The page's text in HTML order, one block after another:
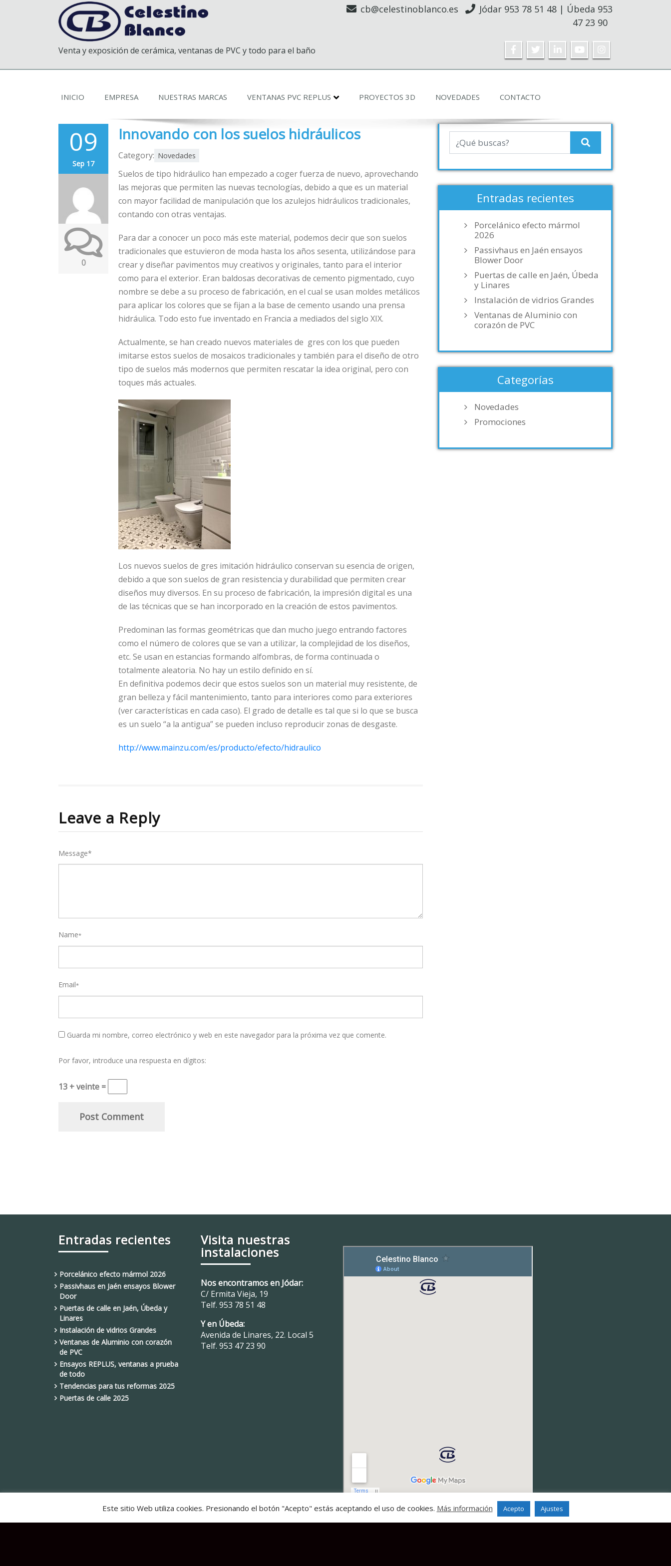
Venta y exposición de cerámica, ventanas de PVC y todo para el baño
cb@celestinoblanco.es Jódar 953 78 51 48 | Úbeda 953
47 23 90
INICIO EMPRESA NUESTRAS MARCAS VENTANAS PVC REPLUS PROYECTOS 3D NOVEDADES CONTACTO
09
Sep 17
0
Innovando con los suelos hidráulicos
Category: Novedades
Suelos de tipo hidráulico han empezado a coger fuerza de nuevo, aprovechando
las mejoras que permiten las nuevas tecnologías, debido a que es un material
con mayor facilidad de manipulación que los azulejos hidráulicos tradicionales,
contando con otras ventajas.
Para dar a conocer un poco más este material, podemos decir que son suelos
tradicionales que estuvieron de moda hasta los años sesenta, utilizándose para
crear y diseñar pavimentos muy creativos y originales, tanto para el interior
como para el exterior. Eran baldosas decorativas de cemento pigmentado, cuyo
nombre se debe a su proceso de fabricación, en el cual se usan moldes metálicos
para aplicar los colores que se fijan a la base de cemento usando una prensa
hidráulica. Todo esto fue inventado en Francia a mediados del siglo XIX.
Actualmente, se han creado nuevos materiales de gres con los que pueden
imitarse estos suelos de mosaicos tradicionales y también para el diseño de otro
tipo de suelos más modernos que permiten rescatar la idea original, pero con
toques más actuales.
Los nuevos suelos de gres imitación hidráulico conservan su esencia de origen,
debido a que son suelos de gran resistencia y durabilidad que permiten crear
diseños muy diversos. En su proceso de fabricación, la impresión digital es una
de las técnicas que se han incorporado en la creación de estos pavimentos.
Predominan las formas geométricas que dan mucho juego entrando factores
como el número de colores que se van a utilizar, la complejidad de los diseños,
etc. Se usan en estancias formando alfombras, de forma continuada o
totalmente aleatoria. No hay un estilo definido en sí.
En definitiva podemos decir que estos suelos son un material muy resistente, de
gran belleza y fácil mantenimiento, tanto para interiores como para exteriores
(ver características en cada caso). El grado de detalle es tal que si lo que se busca
es un suelo “a la antigua” se pueden incluso reproducir zonas de desgaste.
http://www.mainzu.com/es/producto/efecto/hidraulico
Leave a Reply
Message*
Name*
Email*
Guarda mi nombre, correo electrónico y web en este navegador para la próxima vez que comente.
Por favor, introduce una respuesta en dígitos:
13 + veinte =
Entradas recientes
Porcelánico efecto mármol
2026
Passivhaus en Jaén ensayos
Blower Door
Puertas de calle en Jaén, Úbeda
y Linares
Instalación de vidrios Grandes
Ventanas de Aluminio con
corazón de PVC
Categorías
Novedades
Promociones
Entradas recientes
Porcelánico efecto mármol 2026
Passivhaus en Jaén ensayos Blower
Door
Puertas de calle en Jaén, Úbeda y
Linares
Instalación de vidrios Grandes
Ventanas de Aluminio con corazón
de PVC
Ensayos REPLUS, ventanas a prueba
de todo
Tendencias para tus reformas 2025
Puertas de calle 2025
Visita nuestras
instalaciones
Nos encontramos en Jódar:
C/ Ermita Vieja, 19
Telf. 953 78 51 48
Y en Úbeda:
Avenida de Linares, 22. Local 5
Telf. 953 47 23 90
Este sitio Web utiliza cookies. Presionando el botón "Acepto" estás aceptando el uso de cookies. Más información Acepto Ajustes